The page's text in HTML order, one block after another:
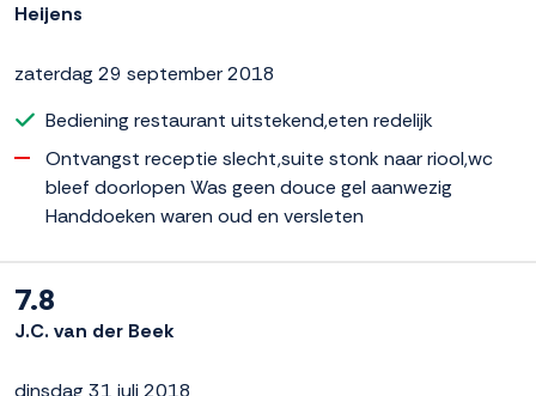
Heijens
zaterdag 29 september 2018
Bediening restaurant uitstekend,eten redelijk
Ontvangst receptie slecht,suite stonk naar riool,wc
bleef doorlopen Was geen douce gel aanwezig
Handdoeken waren oud en versleten
7.8
J.C. van der Beek